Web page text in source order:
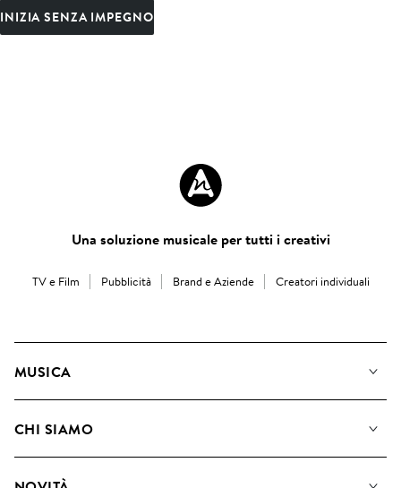
INIZIA SENZA IMPEGNO
Una soluzione musicale per tutti i creativi
TV e Film Pubblicità Brand e Aziende Creatori individuali
MUSICA
Cerca
CHI SIAMO